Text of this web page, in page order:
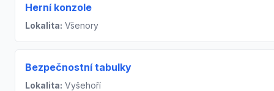
Herní konzole
Lokalita: Všenory
Bezpečnostní tabulky
Lokalita: Vyšehoří